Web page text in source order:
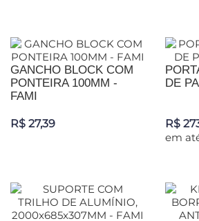
GANCHO BLOCK COM
PONTEIRA 100MM -
FAMI
R$ 27,39
DE
R$
em